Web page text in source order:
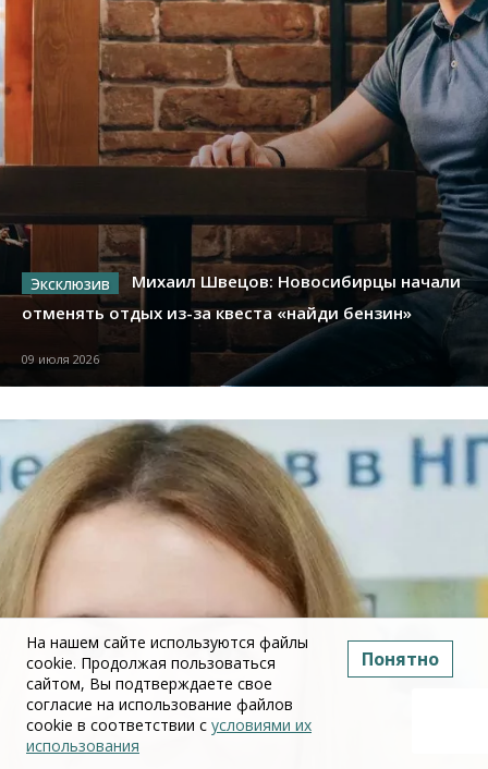
Михаил Швецов: Новосибирцы начали
отменять отдых из-за квеста «найди бензин»
09 июля 2026
На нашем сайте используются файлы
cookie. Продолжая пользоваться
сайтом, Вы подтверждаете свое
согласие на использование файлов
cookie в соответствии с условиями их
использования
Понятно